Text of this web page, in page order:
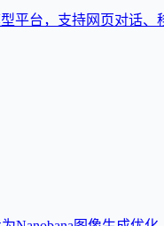
平台，支持网页对话、